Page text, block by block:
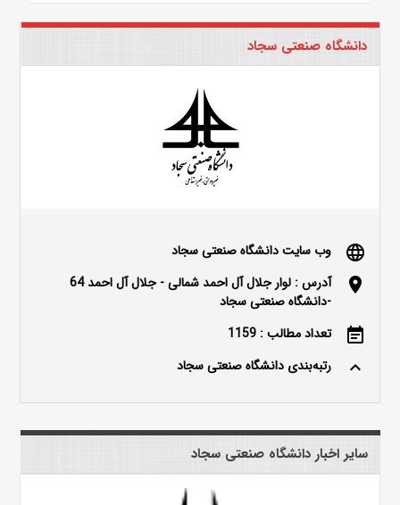
دانشگاه صنعتی سجاد
language وب سایت دانشگاه صنعتی سجاد
location_on
آدرس : لوار جلال آل احمد شمالی - جلال آل احمد 64
-دانشگاه صنعتی سجاد
event_note تعداد مطالب : 1159
keyboard_arrow_up رتبه‌بندی دانشگاه صنعتی سجاد
سایر اخبار دانشگاه صنعتی سجاد